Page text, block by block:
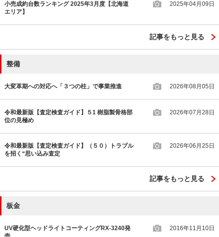
小売成約台数ランキング 2025年3月度【北海道
エリア】
2025年04月09日
記事をもっと見る
整備
大変革期への対応へ「３つの柱」で事業推進 2026年08月05日
令和最新版【査定検査ガイド】５1 樹脂製骨格部
位の見極め
2026年07月28日
令和最新版【査定検査ガイド】（５０）トラブル
を招く“思い込み査定
2026年06月25日
記事をもっと見る
板金
UV硬化型ヘッドライトコーティングRX-3240発
2016年11月10日